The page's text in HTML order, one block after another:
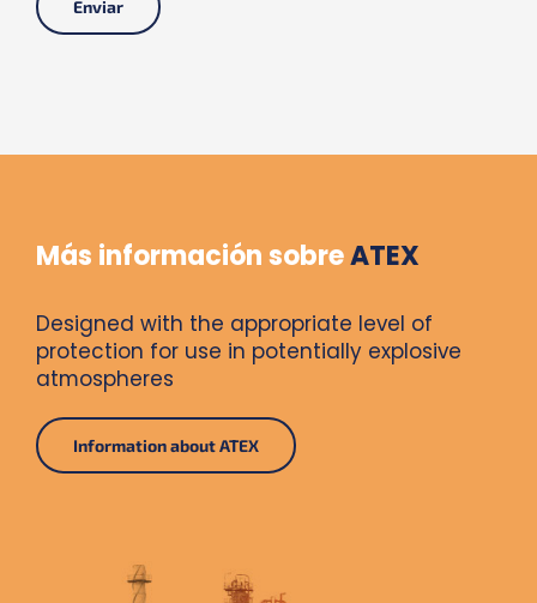
Más información sobreATEX
Designed with the appropriate level of
protection for use in potentially explosive
atmospheres
Information about ATEX